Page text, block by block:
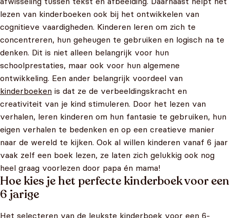
lezen van kinderboeken ook bij het ontwikkelen van
cognitieve vaardigheden. Kinderen leren om zich te
concentreren, hun geheugen te gebruiken en logisch na te
denken. Dit is niet alleen belangrijk voor hun
schoolprestaties, maar ook voor hun algemene
ontwikkeling. Een ander belangrijk voordeel van
kinderboeken is dat ze de verbeeldingskracht en
creativiteit van je kind stimuleren. Door het lezen van
verhalen, leren kinderen om hun fantasie te gebruiken, hun
eigen verhalen te bedenken en op een creatieve manier
naar de wereld te kijken. Ook al willen kinderen vanaf 6 jaar
vaak zelf een boek lezen, ze laten zich gelukkig ook nog
heel graag voorlezen door papa én mama!
Hoe kies je het perfecte kinderboek voor een
6 jarige
Het selecteren van de leukste kinderboek voor een 6-